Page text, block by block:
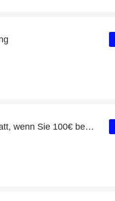
Erhalten Sie einen 27% Rabatt, wenn Sie 100€ bei BeltOutlet ausgeben